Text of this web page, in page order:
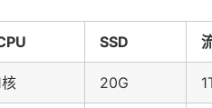
SSD
核 20G